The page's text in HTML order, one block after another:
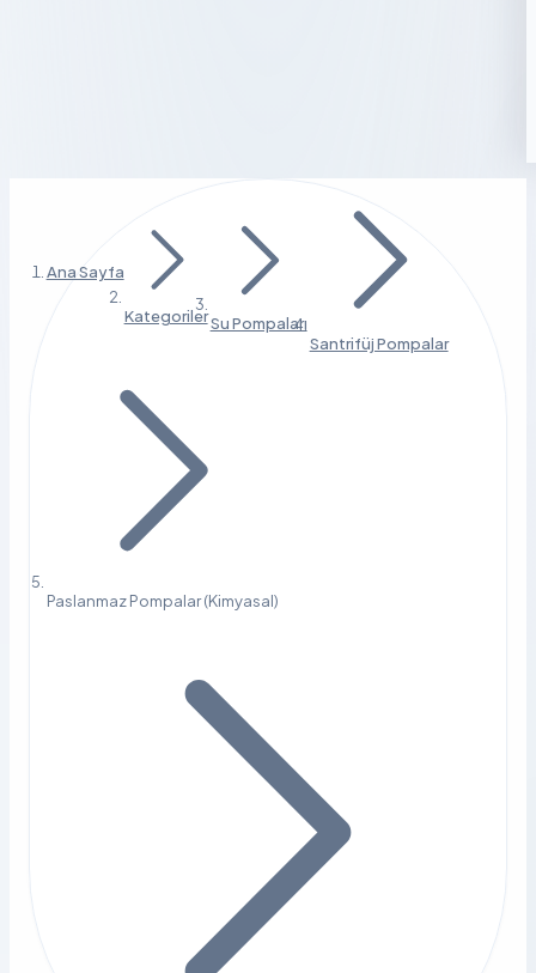
Ana Sayfa
KategorilerSu Pompaları
Santrifüj Pompalar
Paslanmaz Pompalar (Kimyasal)